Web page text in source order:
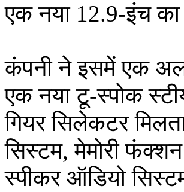
एक नया 12.9-इंच
कंपनी ने इसमें एक
एक नया टू-स्पोक
गियर सिलेकटर
सिस्टम, मेमोरी
स्पीकर ऑडियो